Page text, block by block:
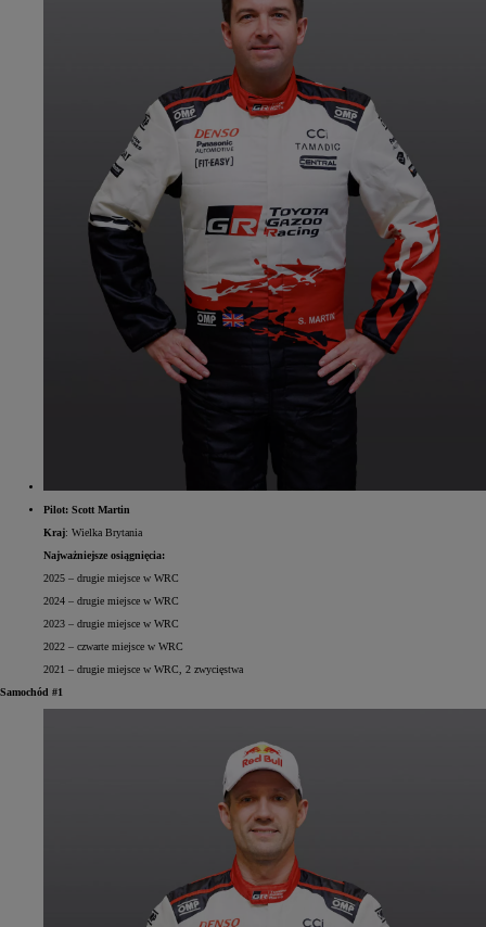
Pilot: Scott Martin
Kraj: Wielka Brytania
Najważniejsze osiągnięcia:
2025 – drugie miejsce w WRC
2024 – drugie miejsce w WRC
2023 – drugie miejsce w WRC
2022 – czwarte miejsce w WRC
2021 – drugie miejsce w WRC, 2 zwycięstwa
Samochód #1